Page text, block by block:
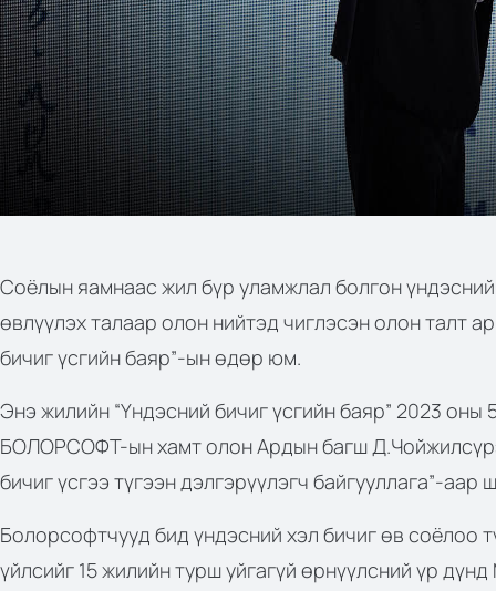
Соёлын яамнаас жил бүр уламжлал болгон
өвлүүлэх талаар олон нийтэд чиглэсэн олон талт
бичиг үсгийн баяр”-ын өдөр юм.
Энэ жилийн “Үндэсний бичиг үсгийн баяр” 2023
БОЛОРСОФТ-ын хамт олон Ардын багш
бичиг үсгээ түгээн дэлгэрүүлэгч байгууллага”-аар
Болорсофтчууд бид үндэсний хэл бичиг өв соёлоо
үйлсийг 15 жилийн турш уйгагүй өрнүүлсний үр